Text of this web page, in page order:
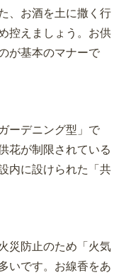
、お酒を土に撒く行
控えましょう。お供
が基本のマナーで
ーデニング型」で
花が制限されている
内に設けられた「共
災防止のため「火気
いです。お線香をあ